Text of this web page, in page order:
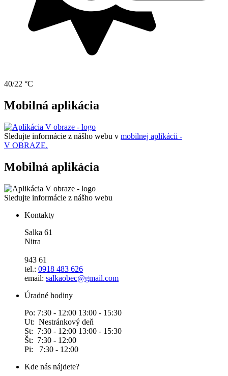
40/22 °C
Mobilná aplikácia
Sledujte informácie z nášho webu v mobilnej aplikácii -
V OBRAZE.
Mobilná aplikácia
Sledujte informácie z nášho webu
Kontakty
Salka 61
Nitra
943 61
tel.: 0918 483 626
email: salkaobec@gmail.com
Úradné hodiny
Po: 7:30 - 12:00 13:00 - 15:30
Ut: Nestránkový deň
St: 7:30 - 12:00 13:00 - 15:30
Št: 7:30 - 12:00
Pi: 7:30 - 12:00
Kde nás nájdete?